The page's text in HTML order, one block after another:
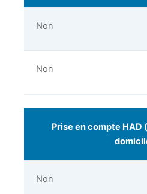
Non
Non
Prise en compte HAD
Non